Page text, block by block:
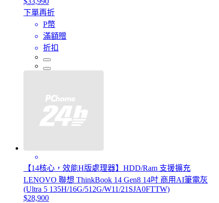
下單再折
P幣
滿額贈
折扣
【14核心，效能H版處理器】HDD/Ram 支援擴充
LENOVO 聯想 ThinkBook 14 Gen8 14吋 商用AI筆電灰
(Ultra 5 135H/16G/512G/W11/21SJA0FTTW)
$28,900